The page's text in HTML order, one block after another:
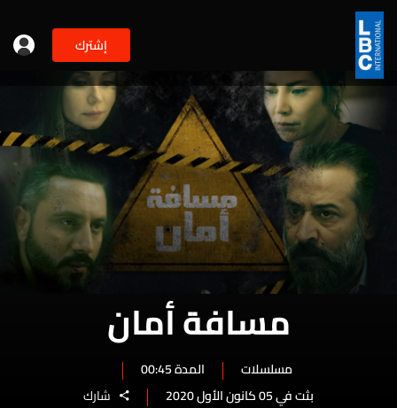
إشترك
مسافة أمان
مسلسلات
المدة 00:45
بثت في 05 كانون الأول 2020
شارك